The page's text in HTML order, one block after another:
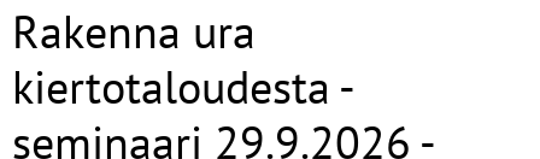
Rakenna ura
kiertotaloudesta -
seminaari 29.9.2026 -